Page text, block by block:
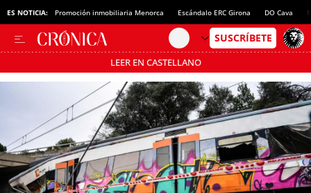
ES NOTICIA: Promoción inmobiliaria Menorca Escándalo ERC Girona DO Cava
LEER EN CASTELLANO
Pásate al MODO AHORRO